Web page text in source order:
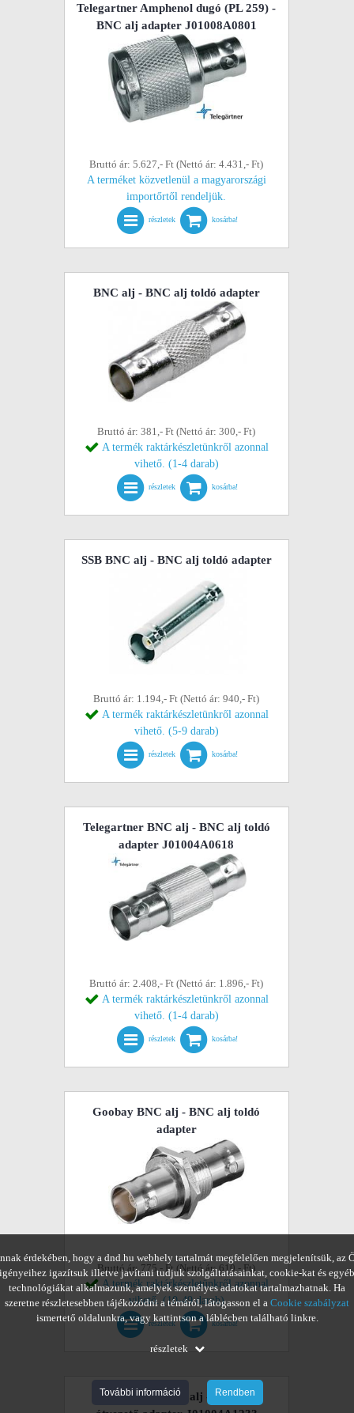
Telegartner Amphenol dugó (PL 259) -
BNC alj adapter J01008A0801
Bruttó ár: 5.627,- Ft (Nettó ár: 4.431,- Ft)
A terméket közvetlenül a magyarországi
importőrtől rendeljük.
részletek kosárba!
BNC alj - BNC alj toldó adapter
Bruttó ár: 381,- Ft (Nettó ár: 300,- Ft)
A termék raktárkészletünkről azonnal
vihető. (1-4 darab)
részletek kosárba!
SSB BNC alj - BNC alj toldó adapter
Bruttó ár: 1.194,- Ft (Nettó ár: 940,- Ft)
A termék raktárkészletünkről azonnal
vihető. (5-9 darab)
részletek kosárba!
Telegartner BNC alj - BNC alj toldó
adapter J01004A0618
Bruttó ár: 2.408,- Ft (Nettó ár: 1.896,- Ft)
A termék raktárkészletünkről azonnal
vihető. (1-4 darab)
részletek kosárba!
Goobay BNC alj - BNC alj toldó
adapter
Bruttó ár: 775,- Ft (Nettó ár: 610,- Ft)
A termék raktárkészletünkről azonnal
vihető. (10-49 darab)
részletek kosárba!
Telegartner BNC alj - BNC alj
érdekében, hogy a dnd.hu webhely tartalmát megfelelően megjelenítsük, az
igényeihez igazítsuk illetve javítani tudjuk szolgáltatásainkat, cookie-kat és egyéb
technológiákat alkalmazunk, amelyek személyes adatokat tartalmazhatnak. Ha
szeretne részletesebben tájékozódni a témáról, látogasson el a Cookie szabályzat
ismertető oldalunkra, vagy kattintson a láblécben található linkre.
részletek
További információ Rendben